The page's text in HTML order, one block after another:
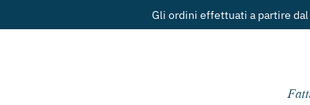
Gli ordini effettuati a partire dal